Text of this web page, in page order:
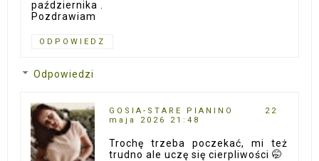
października .
Pozdrawiam
ODPOWIEDZ
Odpowiedzi
GOSIA-STARE PIANINO
22
maja 2026 21:48
Trochę trzeba poczekać, mi też
trudno ale uczę się cierpliwości 🤭